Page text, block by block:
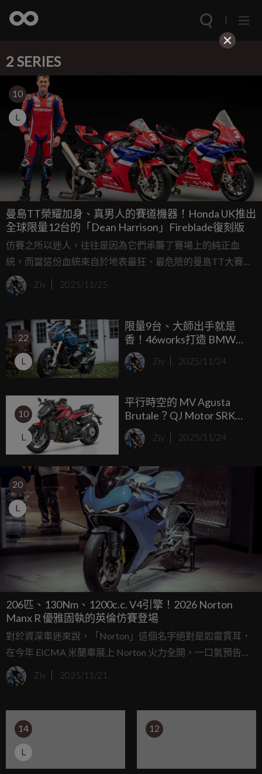
2 SERIES
10
L
曼島TT榮耀加身、真男人的賽道機器！Honda UK推出
全球限量12台的「Dean Harrison」Fireblade復刻版
仿賽之所以迷人，往往是因為它們承襲了賽場上的純正血
統，而當這份血統來自於地表最狂、最危險的曼島TT大賽
時，那種吸引力絕對是另一個層次的，Honda CBR車系在曼
島TT的歷史長河中早已寫下無數傳奇，這個賽事不只造就了
Honda UK決定將這份榮耀實體化，針對英國市場推出了極度
稀有的限量版CBR1000RR-R Fireblade SP，而且全球僅有12
位幸運兒能夠擁有這台夢幻逸品。
Ziv 2025/11/25
22
L
限量9台、大師出手就是
香！46works打造 BMW
R12 nineT Complete
Custom #02 絕美登場
Ziv 2025/11/24
10
L
平行時空的 MV Agusta
Brutale？QJ Motor SRK
921 Roadster 銳利登場
Ziv 2025/11/24
20
L
206匹、130Nm、1200c.c. V4引擎！2026 Norton
Manx R 優雅固執的英倫仿賽登場
對於資深車迷來說，「Norton」這個名字絕對是如雷貫耳，
在今年 EICMA 米蘭車展上 Norton 火力全開，一口氣預告了
全新的產品線，其中搭載 1200c.c. V4 心臟的全新仿賽
Norton Manx R 不只規格強悍，更帶著一股「老子不跟你玩
Ziv 2025/11/21
14
L
12